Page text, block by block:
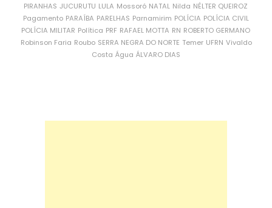
PIRANHAS JUCURUTU LULA Mossoró NATAL Nilda NÉLTER QUEIROZ
Pagamento PARAÍBA PARELHAS Parnamirim POLÍCIA POLÍCIA CIVIL
POLÍCIA MILITAR Política PRF RAFAEL MOTTA RN ROBERTO GERMANO
Robinson Faria Roubo SERRA NEGRA DO NORTE Temer UFRN Vivaldo
Costa Água ÁLVARO DIAS